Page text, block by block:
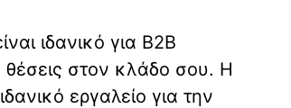
ιδανικό για B2B
θέσεις στον κλάδο σου. Η
εργαλείο για την